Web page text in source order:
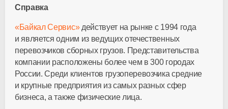
Справка
«Байкал Сервис»действует на рынке с 1994 года
и является одним из ведущих отечественных
перевозчиков сборных грузов. Представительства
компании расположены более чем в 300 городах
России. Среди клиентов грузоперевозчика средние
и крупные предприятия из самых разных сфер
бизнеса, а также физические лица.